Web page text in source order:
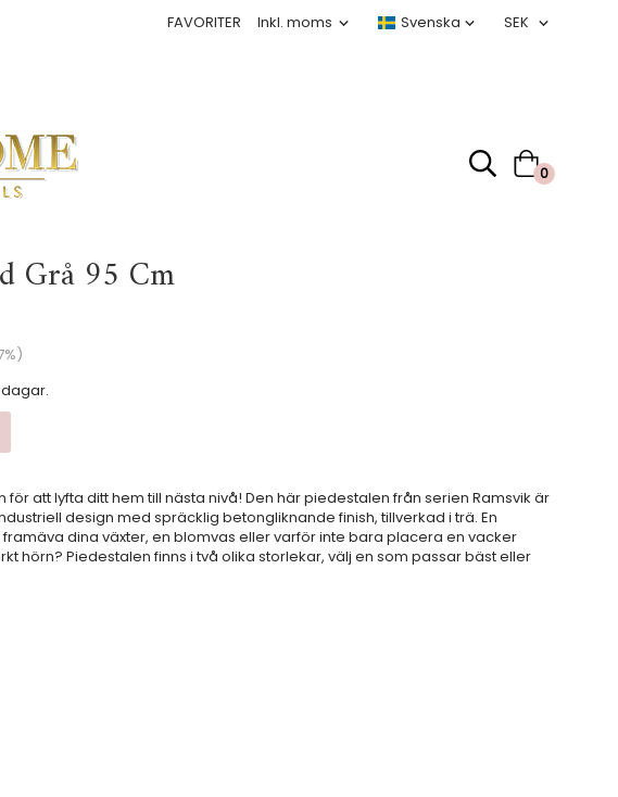
FAVORITER
0
Grå 95 Cm
%)
att lyfta ditt hem till nästa nivå! Den här piedestalen från serien Ramsvik är
design med spräcklig betongliknande finish, tillverkad i trä. En
dina växter, en blomvas eller varför inte bara placera en vacker
hörn? Piedestalen finns i två olika storlekar, välj en som passar bäst eller